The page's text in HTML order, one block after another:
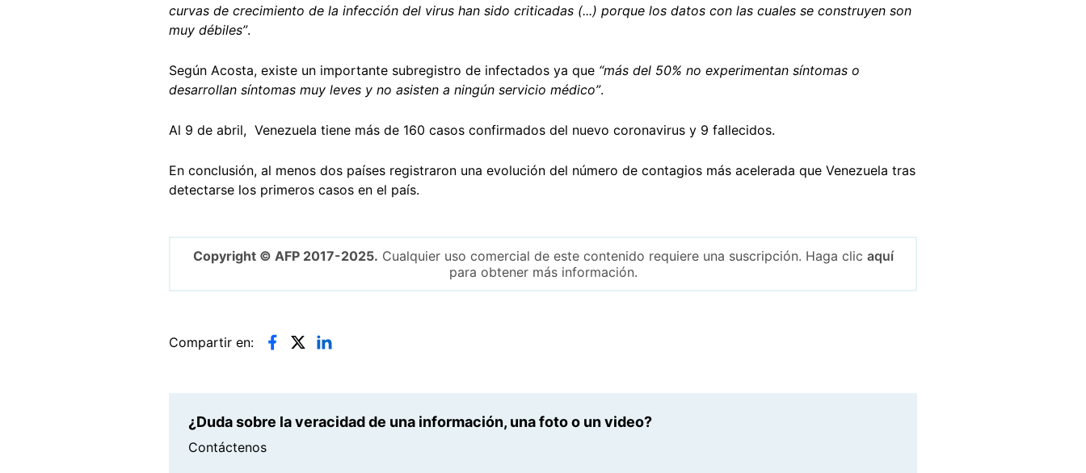
curvas de crecimiento de la infección del virus han sido criticadas (...) porque los datos con las cuales se construyen son
muy débiles”.
Según Acosta, existe un importante subregistro de infectados ya que “más del 50% no experimentan síntomas o
desarrollan síntomas muy leves y no asisten a ningún servicio médico”.
Al 9 de abril, Venezuela tiene más de 160 casos confirmados del nuevo coronavirus y 9 fallecidos.
En conclusión, al menos dos países registraron una evolución del número de contagios más acelerada que Venezuela tras
detectarse los primeros casos en el país.
Copyright © AFP 2017-2025. Cualquier uso comercial de este contenido requiere una suscripción. Haga clic aquí
para obtener más información.
Compartir en:
¿Duda sobre la veracidad de una información, una foto o un video?
Contáctenos